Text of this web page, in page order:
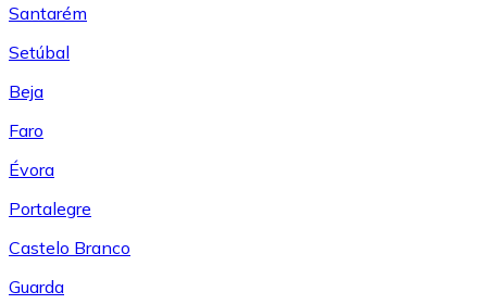
Santarém
Setúbal
Beja
Faro
Évora
Portalegre
Castelo Branco
Guarda